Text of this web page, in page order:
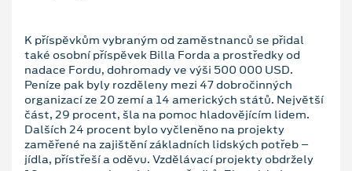
K příspěvkům vybraným od zaměstnanců se přidal
také osobní příspěvek Billa Forda a prostředky od
nadace Fordu, dohromady ve výši 500 000 USD.
Peníze pak byly rozděleny mezi 47 dobročinných
organizací ze 20 zemí a 14 amerických států. Největší
část, 29 procent, šla na pomoc hladovějícím lidem.
Dalších 24 procent bylo vyčleněno na projekty
zaměřené na zajištění základních lidských potřeb –
jídla, přístřeší a oděvu. Vzdělávací projekty obdržely